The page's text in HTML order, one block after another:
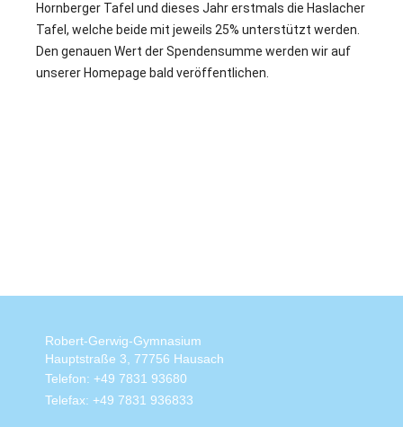
Hornberger Tafel und dieses Jahr erstmals die Haslacher
Tafel, welche beide mit jeweils 25% unterstützt werden.
Den genauen Wert der Spendensumme werden wir auf
unserer Homepage bald veröffentlichen.
Robert-Gerwig-Gymnasium
Hauptstraße 3, 77756 Hausach
Telefon: +49 7831 93680
Telefax: +49 7831 936833